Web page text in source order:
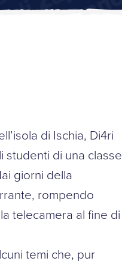
di Ischia, Di4ri
di una classe
giorni della
rompendo
telecamera al fine di
temi che, pur